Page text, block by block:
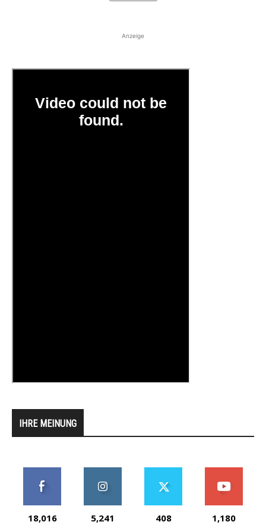
Anzeige
IHRE MEINUNG
18,016 5,241 408 1,180